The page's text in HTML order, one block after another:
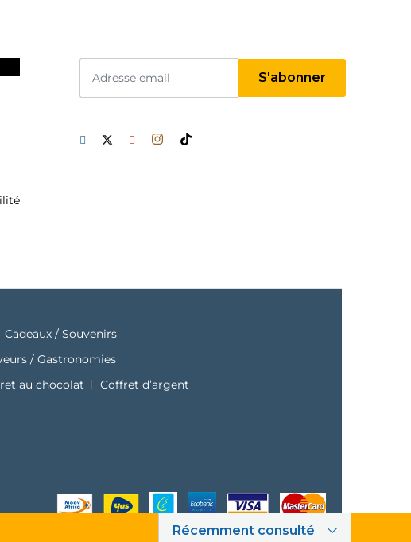
Récemment consulté
Cadeaux / Souvenirs
/ Gastronomies
au chocolat
Coffret d’argent